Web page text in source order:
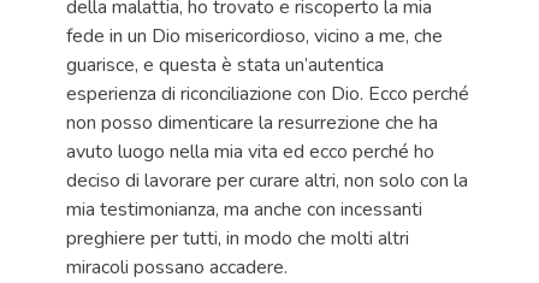
della malattia, ho trovato e riscoperto la mia
fede in un Dio misericordioso, vicino a me, che
guarisce, e questa è stata un’autentica
esperienza di riconciliazione con Dio. Ecco perché
non posso dimenticare la resurrezione che ha
avuto luogo nella mia vita ed ecco perché ho
deciso di lavorare per curare altri, non solo con la
mia testimonianza, ma anche con incessanti
preghiere per tutti, in modo che molti altri
miracoli possano accadere.